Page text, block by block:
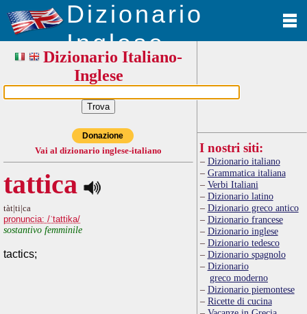
Dizionario
Inglese
Dizionario Italiano-
Inglese
Donazione
Vai al dizionario inglese-italiano
tattica
tàt|ti|ca
pronuncia: /ˈtattika/
sostantivo femminile
tactics;
I nostri siti:
Dizionario italiano
Grammatica italiana
Verbi Italiani
Dizionario latino
Dizionario greco antico
Dizionario francese
Dizionario inglese
Dizionario tedesco
Dizionario spagnolo
Dizionario
greco moderno
Dizionario piemontese
Ricette di cucina